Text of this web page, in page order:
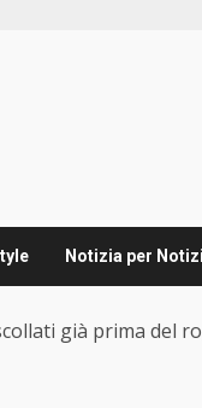
Notizia per
già prima del